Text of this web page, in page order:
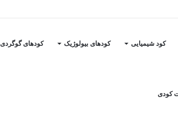
کود شیمیایی کودهای بیولوژیک کودهای گوگردی
کودی